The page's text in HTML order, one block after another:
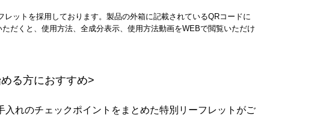
レットを採用しております。製品の外箱に記載されているQRコードに
だくと、使用方法、全成分表示、使用方法動画をWEBで閲覧いただけ
る方におすすめ>
入れのチェックポイントをまとめた特別リーフレットがご